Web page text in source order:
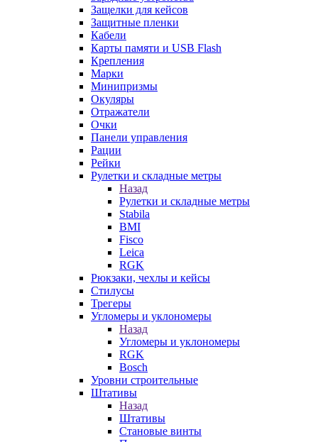
Защелки для кейсов
Защитные пленки
Кабели
Карты памяти и USB Flash
Крепления
Марки
Минипризмы
Окуляры
Отражатели
Очки
Панели управления
Рации
Рейки
Рулетки и складные метры
Назад
Рулетки и складные метры
Stabila
BMI
Fisco
Leica
RGK
Рюкзаки, чехлы и кейсы
Стилусы
Трегеры
Угломеры и уклономеры
Назад
Угломеры и уклономеры
RGK
Bosch
Уровни строительные
Штативы
Назад
Штативы
Становые винты